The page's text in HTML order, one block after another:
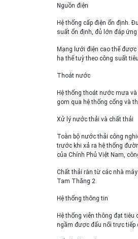
Nguồn điện
Hệ thống cấp điện ổn định.
suất ổn định, đủ lớn đáp
Mạng lưới điện cao thế
hạ thế tuỳ theo công suất
Thoát nước
Hệ thống thoát nước mưa
gom qua hệ thống cống và
Xử lý nước thải và chất thải
Toàn bộ nước thải công
trước khi xả ra hệ thống
của Chính Phủ Việt Nam,
Chất thải rắn từ các nhà
Tam Thăng 2.
Hệ thống thông tin
Hệ thống viễn thông đạt
ngầm được đấu nối trực tiếp